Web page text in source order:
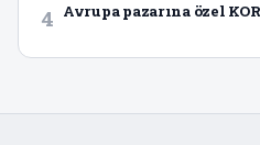
4 Avrupa pazarına özel